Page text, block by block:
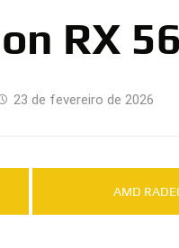
RX
23 de fevereiro de 2026
AMD